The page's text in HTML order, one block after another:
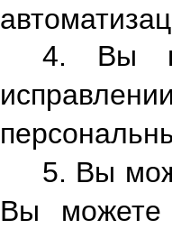
4. Вы
5. Вы
Вы можете